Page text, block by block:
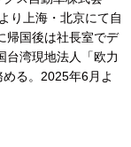
り上海・北京にて自
帰国後は社長室でデ
台湾現地法人「欧力
る。2025年6月よ